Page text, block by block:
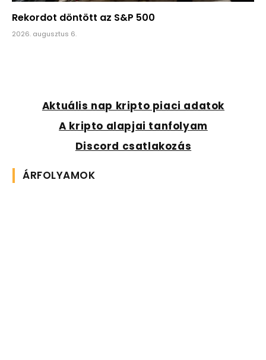
Rekordot döntött az S&P 500
2026. augusztus 6.
Aktuális nap kripto piaci adatok
A kripto alapjai tanfolyam
Discord csatlakozás
ÁRFOLYAMOK